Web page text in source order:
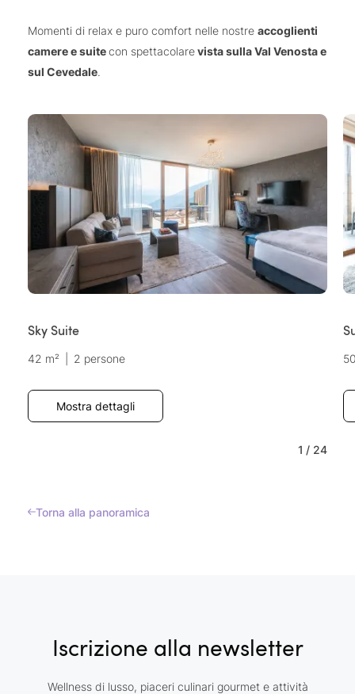
Momenti di relax e puro comfort nelle nostre accoglienti
camere e suitecon spettacolarevista sulla Val Venosta e
sul Cevedale.
Sky Suite
42 m² 2 persone
Mostra dettagli
1 / 24
Torna alla panoramica
Iscrizione alla newsletter
Wellness di lusso, piaceri culinari gourmet e attività